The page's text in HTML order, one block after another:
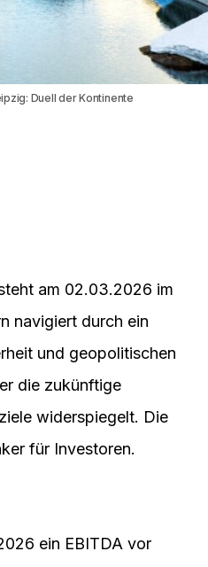
Duell der Kontinente
am 02.03.2026 im
navigiert durch ein
und geopolitischen
die zukünftige
widerspiegelt. Die
für Investoren.
ein EBITDA vor